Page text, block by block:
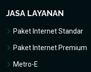
JASA LAYANAN
Paket Internet Standar
Paket Internet Premium
Metro-E